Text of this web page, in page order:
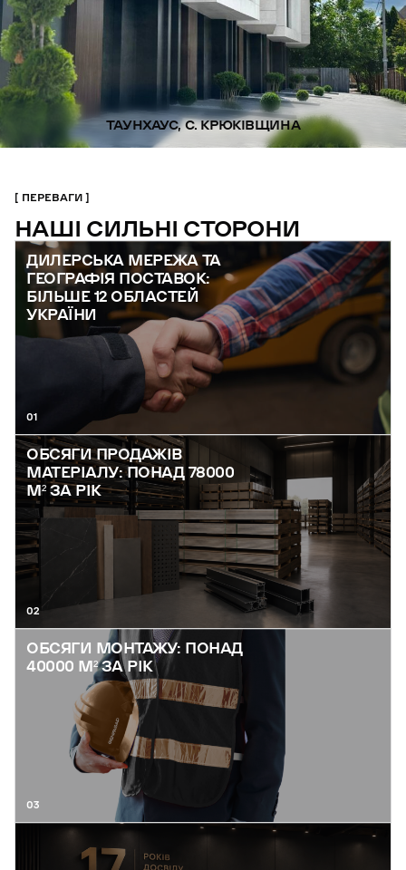
ТАУНХАУС, С. КРЮКІВЩИНА
ПЕРЕВАГИ
НАШІ СИЛЬНІ СТОРОНИ
ДИЛЕРСЬКА МЕРЕЖА ТА
ГЕОГРАФІЯ ПОСТАВОК:
БІЛЬШЕ 12 ОБЛАСТЕЙ
УКРАЇНИ
01
ОБСЯГИ ПРОДАЖІВ
МАТЕРІАЛУ: ПОНАД 78000
М² ЗА РІК
02
ОБСЯГИ МОНТАЖУ: ПОНАД
40000 М² ЗА РІК
03